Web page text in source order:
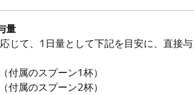
量
じて、1日量として下記を目安に、直接
属のスプーン1杯）
属のスプーン2杯）